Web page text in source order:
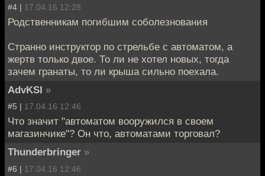
#4 | 17.04.16 12:28
Родственникам погибшим соболезнования
Странно инструктор по стрельбе с автоматом, а
жертв только двое. То ли не хотел новых, тогда
зачем гранаты, то ли крыша сильно поехала.
AdvKSI »
#5 | 17.04.16 12:46
Что значит "автоматом вооружился в своем
магазинчике"? Он что, автоматами торговал?
Thunderbringer »
#6 | 17.04.16 12:46